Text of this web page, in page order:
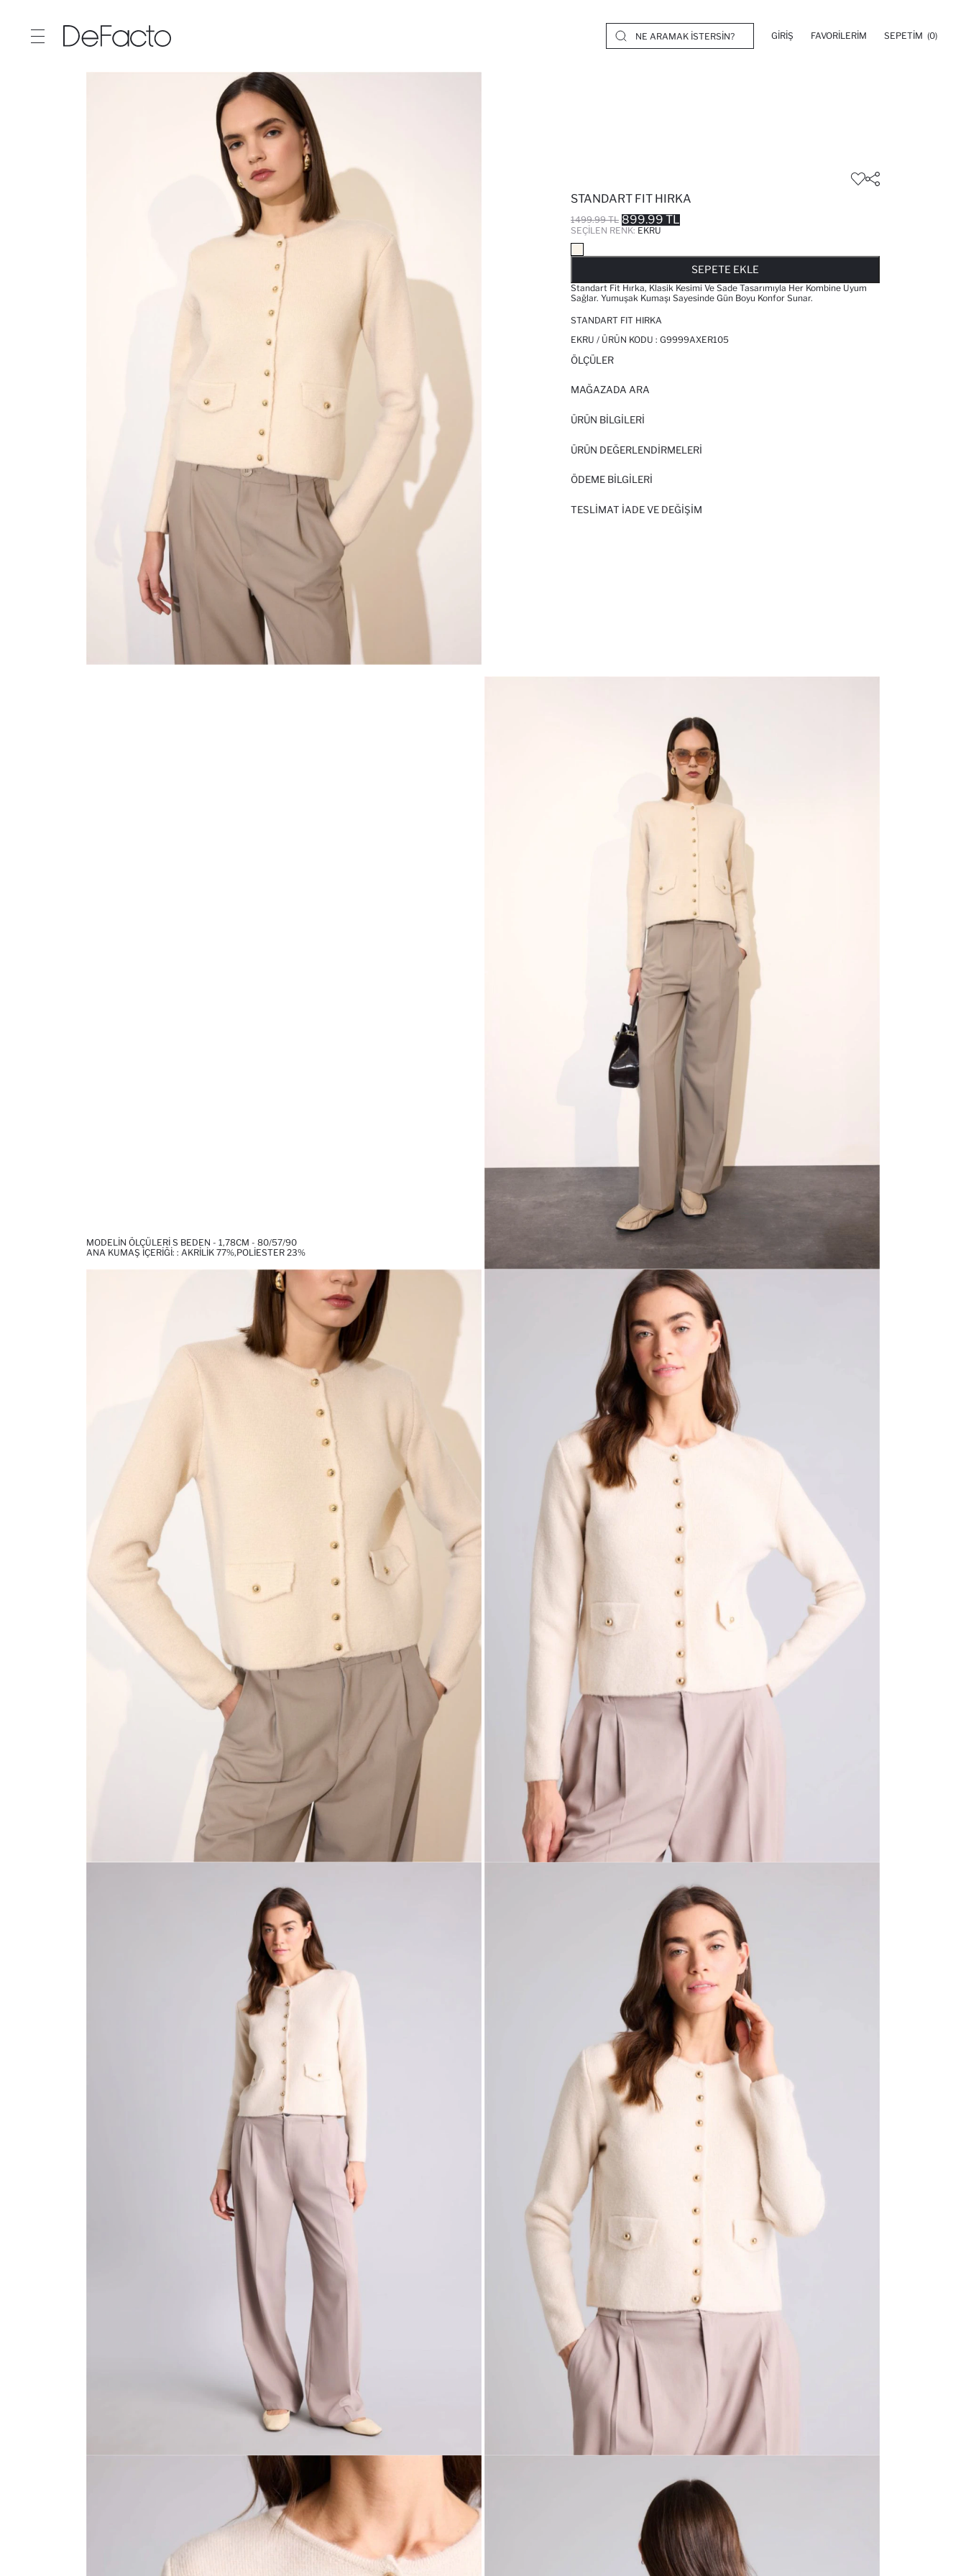
GIRIŞ FAVORILERIM SEPETIM (0)
STANDART FIT HIRKA
1499.99 TL 899.99 TL
SEÇILEN RENK: EKRU
SEPETE EKLE
Standart Fit Hırka, Klasik Kesimi Ve Sade Tasarımıyla Her Kombine Uyum
Sağlar. Yumuşak Kumaşı Sayesinde Gün Boyu Konfor Sunar.
STANDART FIT HIRKA
EKRU / ÜRÜN KODU : G9999AXER105
ÖLÇÜLER
MAĞAZADA ARA
ÜRÜN BILGILERI
ÜRÜN DEĞERLENDİRMELERİ
ÖDEME BİLGİLERİ
TESLIMAT İADE VE DEĞIŞIM
MODELIN ÖLÇÜLERI S BEDEN - 1,78CM - 80/57/90
ANA KUMAŞ İÇERIĞI: : AKRILIK 77%,POLIESTER 23%